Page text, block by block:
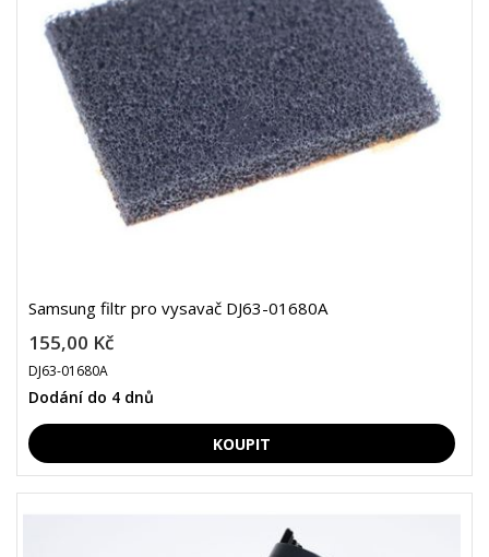
Samsung filtr pro vysavač DJ63-01680A
155,00 Kč
DJ63-01680A
Dodání do 4 dnů